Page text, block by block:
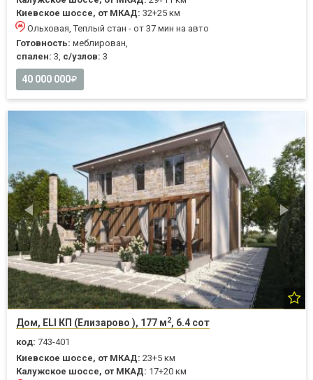
Киевское шоссе, от МКАД: 32+25 км
Ольховая, Теплый стан - от 37 мин на авто
Готовность: меблирован,
спален: 3, с/узлов: 3
40 000 000
Дом, ELI КП (Елизарово ), 177 м2, 6.4 сот
код: 743-401
Киевское шоссе, от МКАД: 23+5 км
Калужское шоссе, от МКАД: 17+20 км